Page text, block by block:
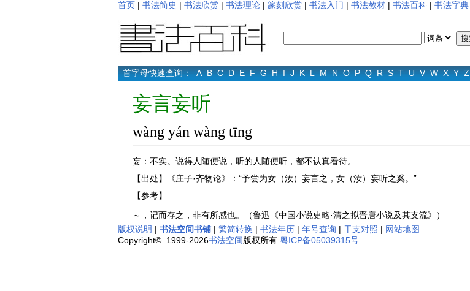
首页 | 书法简史 | 书法欣赏 | 书法理论 | 篆刻欣赏 | 书法入门 | 书法教材 | 书法百科 | 书法字典
首字母快速查询： A B C D E F G H I J K L M N O P Q R S T U V W X Y Z
妄言妄听
wàng yán wàng tīng
妄：不实。说得人随便说，听的人随便听，都不认真看待。
【出处】《庄子·齐物论》：“予尝为女（汝）妄言之，女（汝）妄听之奚。”
【参考】
～，记而存之，非有所感也。（鲁迅《中国小说史略·清之拟晋唐小说及其支流》）
版权说明 | 书法空间书铺 | 繁简转换 | 书法年历 | 年号查询 | 干支对照 | 网站地图
Copyright© 1999-2026书法空间版权所有 粤ICP备05039315号